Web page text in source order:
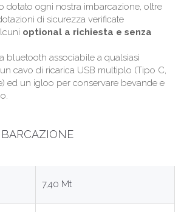
dotato ogni nostra imbarcazione, oltre
di sicurezza verificate
optional a richiesta e senza
bluetooth associabile a qualsiasi
cavo di ricarica USB multiplo (Tipo C,
ed un igloo per conservare bevande e
7,40 Mt